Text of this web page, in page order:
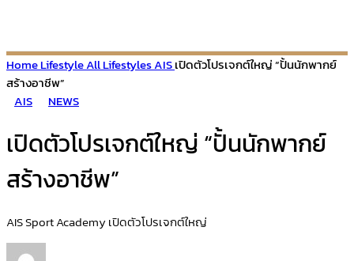
HomeLifestyleAll LifestylesAISเปิดตัวโปรเจกต์ใหญ่ “ปั้นนักพากย์
สร้างอาชีพ”
AIS
NEWS
เปิดตัวโปรเจกต์ใหญ่ “ปั้นนักพากย์
สร้างอาชีพ”
AIS Sport Academy เปิดตัวโปรเจกต์ใหญ่